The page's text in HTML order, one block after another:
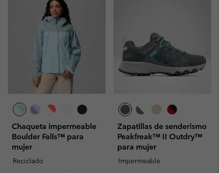
Chaqueta impermeable
Boulder Falls™ para
mujer
Reciclado
Zapatillas de senderismo
Peakfreak™ II Outdry™
para mujer
Impermeable